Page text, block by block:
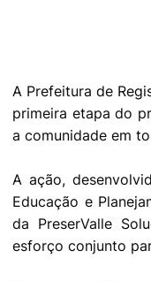
A Prefeitura de
primeira etapa do
a comunidade em
A ação,
Educação e
da PreserValle
esforço conjunto